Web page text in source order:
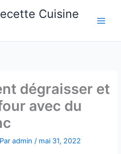
Cuisine
dégraisser et
avec du
admin/ mai 31, 2022